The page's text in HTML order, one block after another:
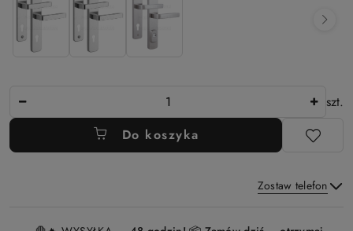
szt.
Do koszyka
Zostaw telefon